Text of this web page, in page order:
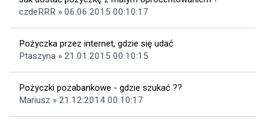
czdeRRR » 06.06.2015 00:10:17
Pożyczka przez internet, gdzie się udać
Ptaszyna » 21.01.2015 00:10:15
Pożyczki pozabankowe - gdzie szukać ??
Mariusz » 21.12.2014 00:10:17